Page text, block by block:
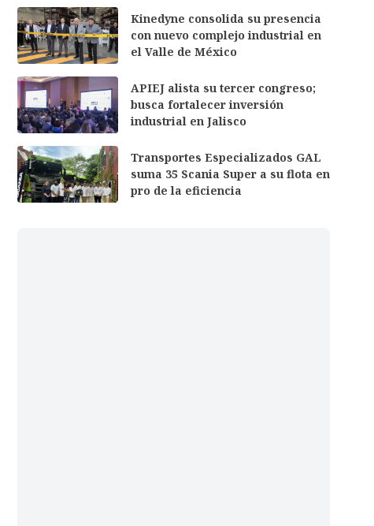
Kinedyne consolida su presencia
con nuevo complejo industrial en
el Valle de México
APIEJ alista su tercer congreso;
busca fortalecer inversión
industrial en Jalisco
Transportes Especializados GAL
suma 35 Scania Super a su flota en
pro de la eficiencia